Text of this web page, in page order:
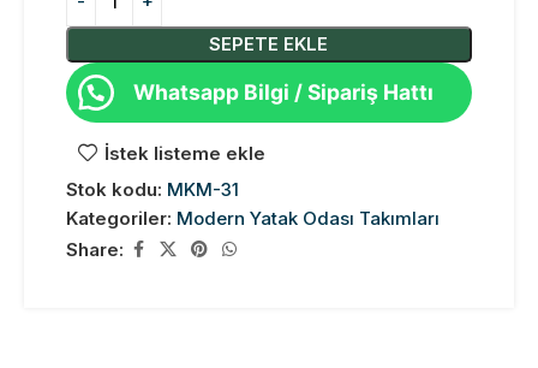
SEPETE EKLE
Whatsapp Bilgi / Sipariş Hattı
İstek listeme ekle
Stok kodu: MKM-31
Kategoriler: Modern Yatak Odası Takımları
Share: